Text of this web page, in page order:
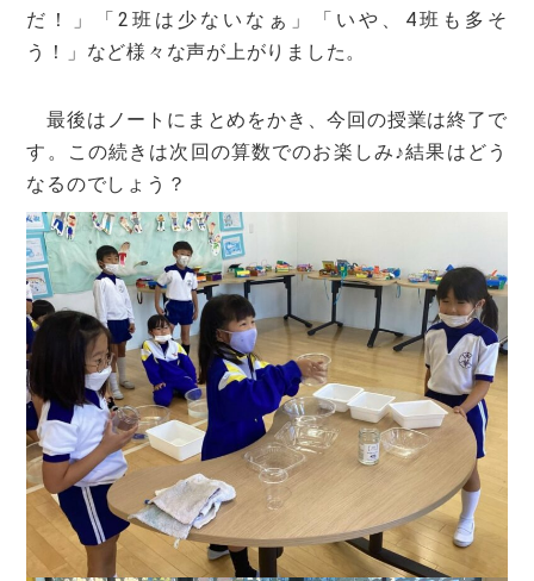
だ！」「2班は少ないなぁ」「いや、4班も多そ
う！」など様々な声が上がりました。
最後はノートにまとめをかき、今回の授業は終了で
す。この続きは次回の算数でのお楽しみ♪結果はどう
なるのでしょう？